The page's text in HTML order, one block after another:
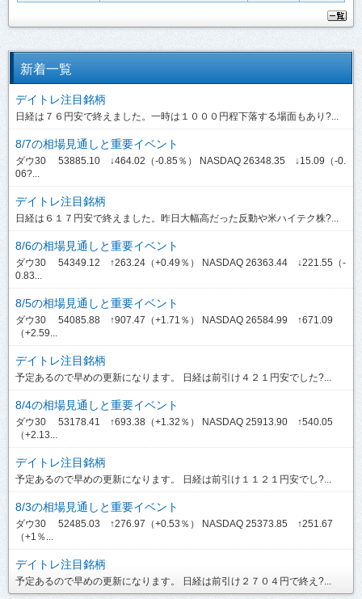
新着一覧
デイトレ注目銘柄
日経は７６円安で終えました。一時は１０００円程下落する場面もあり?...
8/7の相場見通しと重要イベント
ダウ30 53885.10 ↓464.02（-0.85％） NASDAQ 26348.35 ↓15.09（-0.
06?...
デイトレ注目銘柄
日経は６１７円安で終えました。昨日大幅高だった反動や米ハイテク株?...
8/6の相場見通しと重要イベント
ダウ30 54349.12 ↑263.24（+0.49％） NASDAQ 26363.44 ↓221.55（-
0.83...
8/5の相場見通しと重要イベント
ダウ30 54085.88 ↑907.47（+1.71％） NASDAQ 26584.99 ↑671.09
（+2.59...
デイトレ注目銘柄
予定あるので早めの更新になります。 日経は前引け４２１円安でした?...
8/4の相場見通しと重要イベント
ダウ30 53178.41 ↑693.38（+1.32％） NASDAQ 25913.90 ↑540.05
（+2.13...
デイトレ注目銘柄
予定あるので早めの更新になります。 日経は前引け１１２１円安でし?...
8/3の相場見通しと重要イベント
ダウ30 52485.03 ↑276.97（+0.53％） NASDAQ 25373.85 ↑251.67
（+1％...
デイトレ注目銘柄
予定あるので早めの更新になります。 日経は前引け２７０４円で終え?...